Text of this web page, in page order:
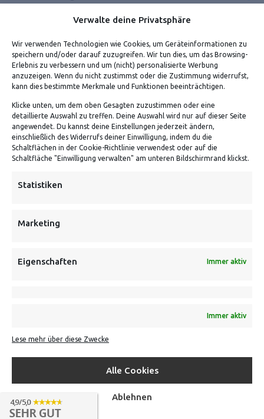
Verwalte deine Privatsphäre
Wir verwenden Technologien wie Cookies, um Geräteinformationen zu
speichern und/oder darauf zuzugreifen. Wir tun dies, um das Browsing-
Erlebnis zu verbessern und um (nicht) personalisierte Werbung
anzuzeigen. Wenn du nicht zustimmst oder die Zustimmung widerrufst,
kann dies bestimmte Merkmale und Funktionen beeinträchtigen.
Klicke unten, um dem oben Gesagten zuzustimmen oder eine
detaillierte Auswahl zu treffen. Deine Auswahl wird nur auf dieser Seite
angewendet. Du kannst deine Einstellungen jederzeit ändern,
einschließlich des Widerrufs deiner Einwilligung, indem du die
Schaltflächen in der Cookie-Richtlinie verwendest oder auf die
Schaltfläche "Einwilligung verwalten" am unteren Bildschirmrand klickst.
Statistiken
Marketing
Eigenschaften Immer aktiv
Immer aktiv
Lese mehr über diese Zwecke
Alle Cookies
Ablehnen
VERSANDKOSTENHINWEIS:
NEWSLETTER
INFORMATIONEN
BEZAHLEN & BESTELLEN